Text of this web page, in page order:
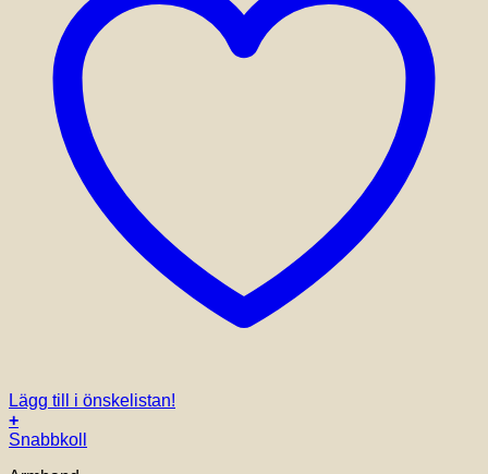
Lägg till i önskelistan!
+
Snabbkoll